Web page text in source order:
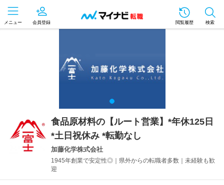
メニュー 会員登録 閲覧履歴 検索
食品原材料の【ルート営業】*年休125日
*土日祝休み *転勤なし
加藤化学株式会社
1945年創業で安定性◎｜県外からの転職者多数｜未経験も歓
迎